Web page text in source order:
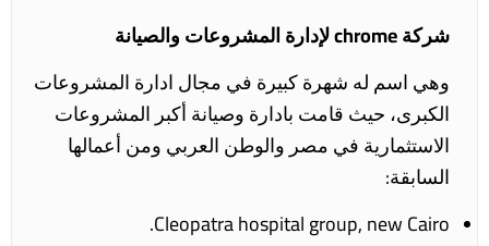
شركة chrome لإدارة المشروعات والصيانة
وهي اسم له شهرة كبيرة في مجال ادارة المشروعات
الكبرى، حيث قامت بادارة وصيانة أكبر المشروعات
الاستثمارية في مصر والوطن العربي ومن أعمالها
السابقة:
Cleopatra hospital group, new Cairo.